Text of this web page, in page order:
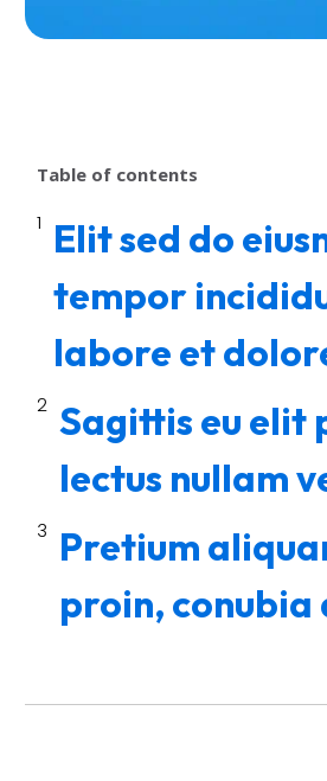
Table of contents
Elit sed do
tempor
labore et
Sagittis eu elit
lectus nullam
Pretium
proin, conubia